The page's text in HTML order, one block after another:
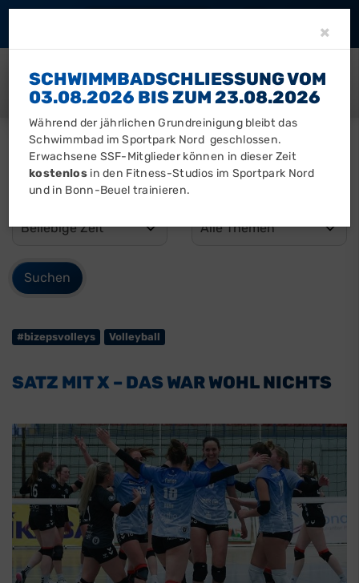
#bizepsvolleys Volleyball
SATZ MIT X – DAS WAR WOHL NICHTS
×
SCHWIMMBADSCHLIESSUNG VOM 0
3.08.2026 BIS ZUM 23.08.2026
Während der jährlichen Grundreinigung bleibt das
Schwimmbad im Sportpark Nord geschlossen.
Erwachsene SSF-Mitglieder können in dieser Zeit
kostenlosin den Fitness-Studios im Sportpark Nord
und in Bonn-Beuel trainieren.